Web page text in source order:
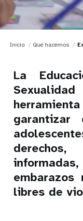
Inicio Qué hacemos
La
libres de